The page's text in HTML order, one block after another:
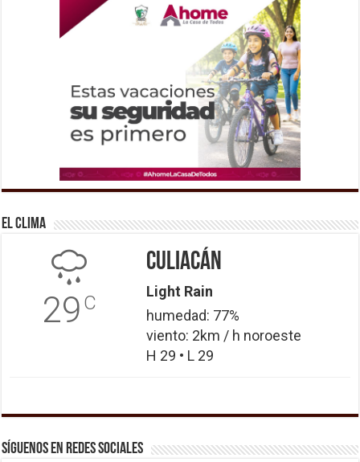
El Clima
29 C
Culiacán
Light Rain
humedad: 77%
viento: 2km / h noroeste
H 29 • L 29
Síguenos en Redes Sociales